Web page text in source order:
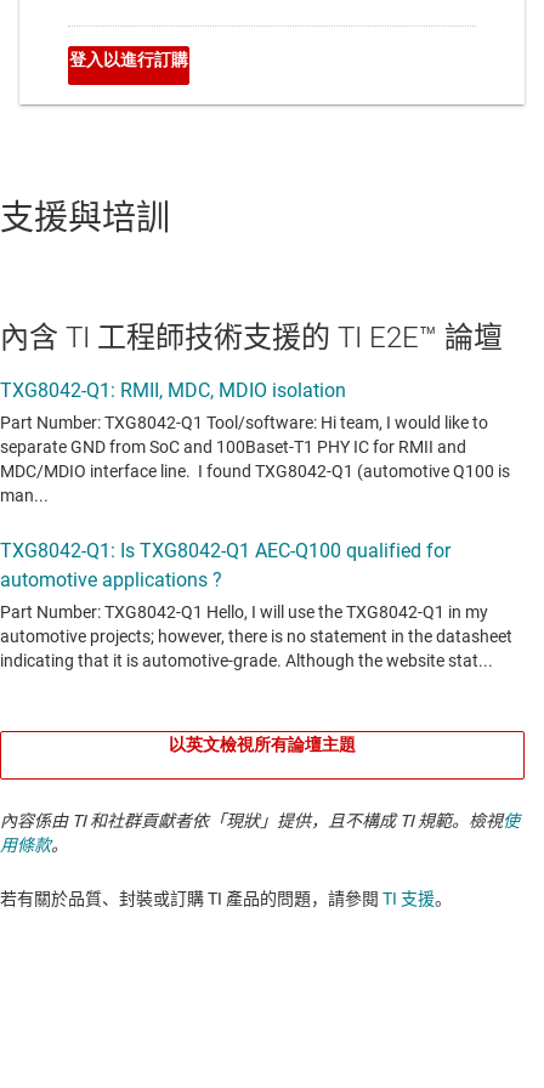
支援與培訓
內含 TI 工程師技術支援的 TI E2E™ 論壇
以英文檢視所有論壇主題
內容係由 TI 和社群貢獻者依「現狀」提供，且不構成 TI 規範。檢視使
用條款。
若有關於品質、封裝或訂購 TI 產品的問題，請參閱 TI 支援。​​​​​​​​​​​​​​